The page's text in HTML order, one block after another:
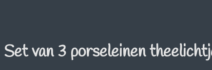
Set van 3 porseleinen